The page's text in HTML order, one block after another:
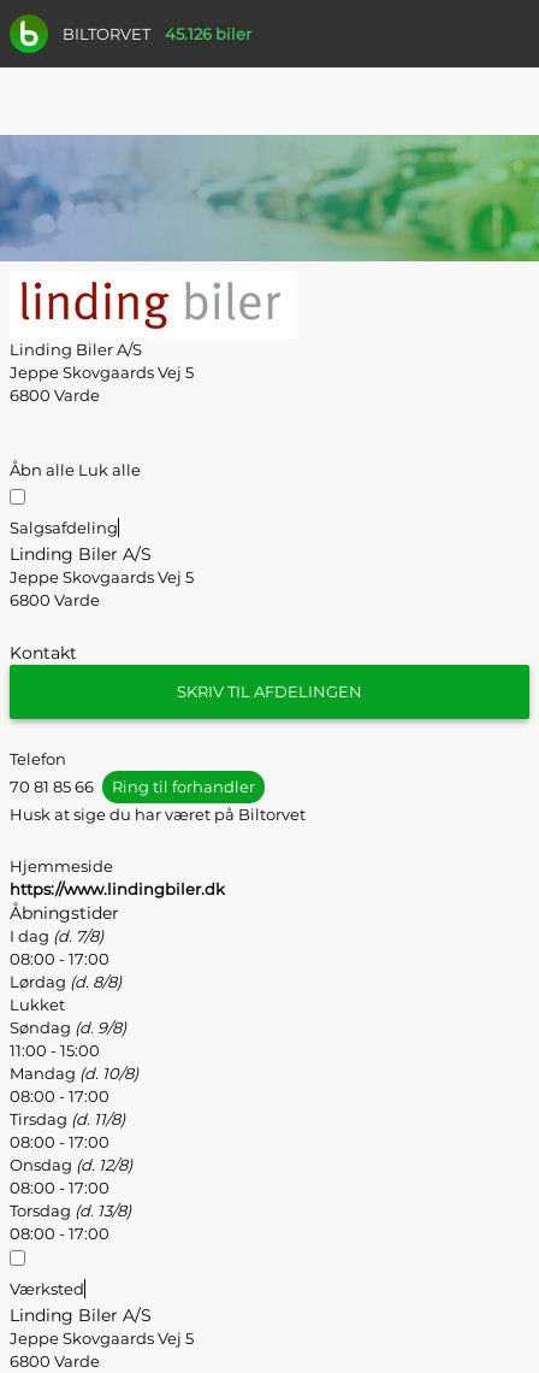
BILTORVET 45.126 biler
Linding Biler A/S
Jeppe Skovgaards Vej 5
6800 Varde
Åbn alle Luk alle
Salgsafdeling
Linding Biler A/S
Jeppe Skovgaards Vej 5
6800 Varde
Kontakt
SKRIV TIL AFDELINGEN
Telefon
70 81 85 66
Ring til forhandler
Husk at sige du har været på Biltorvet
Hjemmeside
https://www.lindingbiler.dk
Åbningstider
I dag (d. 7/8)
08:00 - 17:00
Lørdag (d. 8/8)
Lukket
Søndag (d. 9/8)
11:00 - 15:00
Mandag (d. 10/8)
08:00 - 17:00
Tirsdag (d. 11/8)
08:00 - 17:00
Onsdag (d. 12/8)
08:00 - 17:00
Torsdag (d. 13/8)
08:00 - 17:00
Værksted
Linding Biler A/S
Jeppe Skovgaards Vej 5
6800 Varde